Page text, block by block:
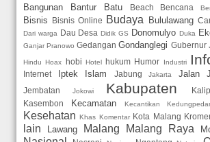
Bangunan Bantur Batu Beach Bencana
Bisnis Bisnis Online Budaya Bululawang
Dari warga Dau Desa Didik GS Donomulyo Duka
Ganjar Pranowo Gedangan Gondanglegi Gubernur
Hindu Hoax hobi Hotel hukum Humor Industri
Internet Iptek Islam Jabung Jakarta Jalan
Jembatan
Jokowi Kabupaten
Kasembon
Kecamatan Kecantikan
Kesehatan Khas Komentar Kota Malang
lain
Lawang Malang Malang Raya